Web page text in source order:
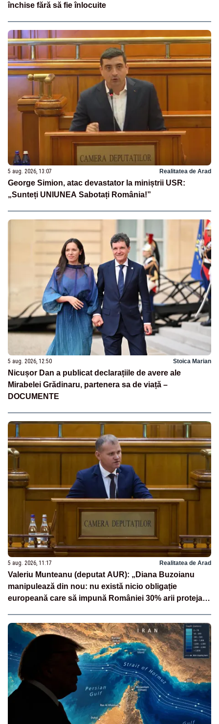
închise fără să fie înlocuite
5 aug. 2026, 13:07 Realitatea de Arad
George Simion, atac devastator la miniștrii USR:
„Sunteți UNIUNEA Sabotați România!”
5 aug. 2026, 12:50 Stoica Marian
Nicușor Dan a publicat declarațiile de avere ale
Mirabelei Grădinaru, partenera sa de viață –
DOCUMENTE
5 aug. 2026, 11:17 Realitatea de Arad
Valeriu Munteanu (deputat AUR): „Diana Buzoianu
manipulează din nou: nu există nicio obligație
europeană care să impună României 30% arii protejate